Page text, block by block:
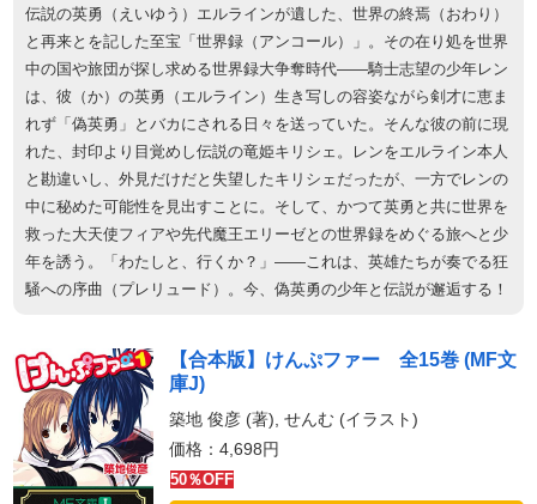
伝説の英勇（えいゆう）エルラインが遺した、世界の終焉（おわり）
と再来とを記した至宝「世界録（アンコール）」。その在り処を世界
中の国や旅団が探し求める世界録大争奪時代――騎士志望の少年レン
は、彼（か）の英勇（エルライン）生き写しの容姿ながら剣才に恵ま
れず「偽英勇」とバカにされる日々を送っていた。そんな彼の前に現
れた、封印より目覚めし伝説の竜姫キリシェ。レンをエルライン本人
と勘違いし、外見だけだと失望したキリシェだったが、一方でレンの
中に秘めた可能性を見出すことに。そして、かつて英勇と共に世界を
救った大天使フィアや先代魔王エリーゼとの世界録をめぐる旅へと少
年を誘う。「わたしと、行くか？」――これは、英雄たちが奏でる狂
騒への序曲（プレリュード）。今、偽英勇の少年と伝説が邂逅する！
【合本版】けんぷファー 全15巻 (MF文
庫J)
築地 俊彦 (著), せんむ (イラスト)
価格：4,698円
50％OFF